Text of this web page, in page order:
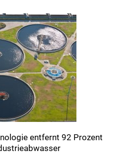
entfernt 92 Prozent